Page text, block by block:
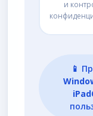
и
📱